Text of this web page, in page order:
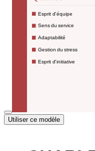
Utiliser ce modèle